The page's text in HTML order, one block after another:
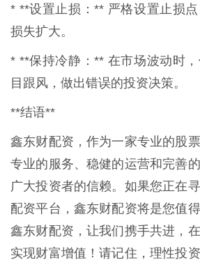
* **设置止损：** 严格设置止损
损失扩大。
* **保持冷静：** 在市场波动时
目跟风，做出错误的投资决策。
**结语**
鑫东财配资，作为一家专业的股
专业的服务、稳健的运营和完善
广大投资者的信赖。如果您正在
配资平台，鑫东财配资将是您值
鑫东财配资，让我们携手共进，
实现财富增值！请记住，理性投